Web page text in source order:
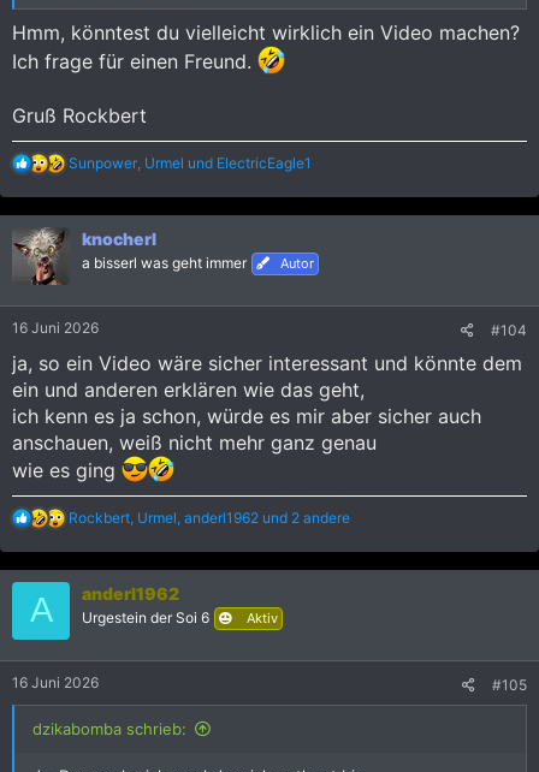
Hmm, könntest du vielleicht wirklich ein Video machen?
Ich frage für einen Freund.
Gruß Rockbert
R
a
k
n
Sunpower Urmel und ElectricEagle1
knocherl
a bisserl was geht immer Autor
16 Juni 2026 #104
ja, so ein Video wäre sicher interessant und könnte dem
ein und anderen erklären wie das geht,
ich kenn es ja schon, würde es mir aber sicher auch
anschauen, weiß nicht mehr ganz genau
wie es ging
R
a
k
n
:
Rockbert Urmel anderl1962 und 2 andere
A anderl1962
Urgestein der Soi 6 Aktiv
16 Juni 2026 #105
dzikabomba schrieb: